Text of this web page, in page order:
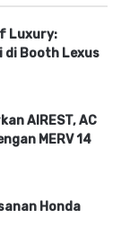
Luxury:
di Booth Lexus
AIREST, AC
MERV 14
Honda